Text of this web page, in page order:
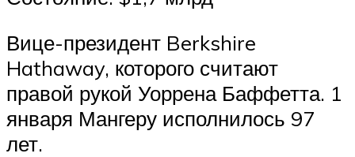
Вице-президент Berkshire
Hathaway, которого считают
правой рукой Уоррена Баффетта. 1
января Мангеру исполнилось 97
лет.